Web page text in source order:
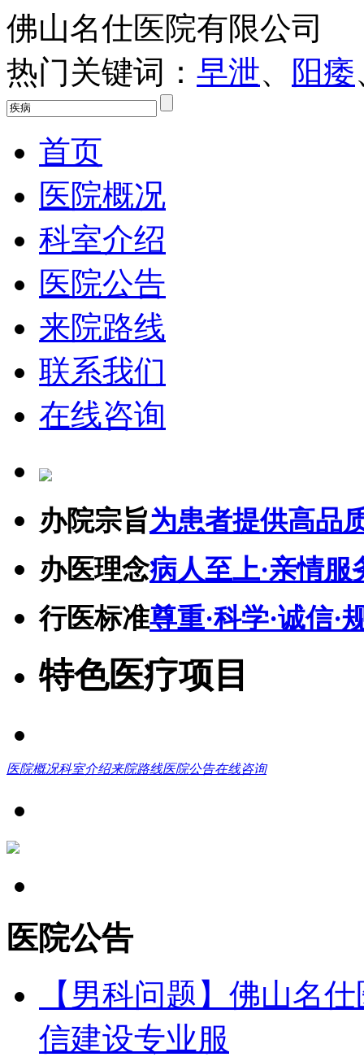
佛山名仕医院有限公司
热门关键词： 早泄、 阳痿
首页
医院概况
科室介绍
医院公告
来院路线
联系我们
在线咨询
办院宗旨为患者提供高品
办医理念病人至上·亲情服
行医标准尊重·科学·诚信·
特色医疗项目
医院概况科室介绍来院路线医院公告在线咨询
医院公告
【男科问题】佛山名
信建设专业服